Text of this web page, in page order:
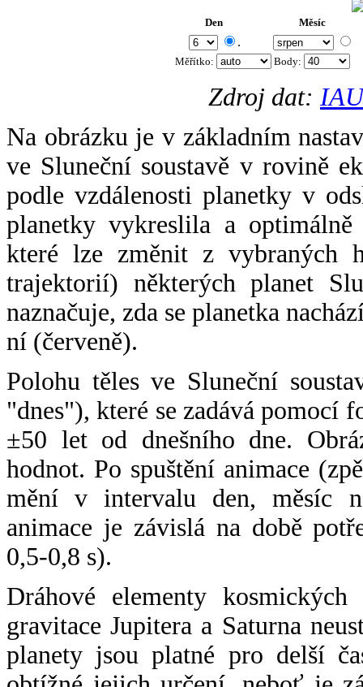
Den Měsíc
.
Měřítko: Body:
Zdroj dat:
Na obrázku je v základním
ve Sluneční soustavě v rovině
podle vzdálenosti planetky v
planetky vykreslila a
které lze změnit z vybraných
trajektorií) některých planet
naznačuje, zda se planetka
ní (červeně).
Polohu těles ve Sluneční
"dnes"), které se zadává pomocí
±50 let od dnešního dne.
hodnot. Po spuštění animace
mění v intervalu den, měsíc
animace je závislá na době
0,5-0,8 s).
Dráhové elementy
gravitace Jupitera a Saturna
planety jsou platné pro delší